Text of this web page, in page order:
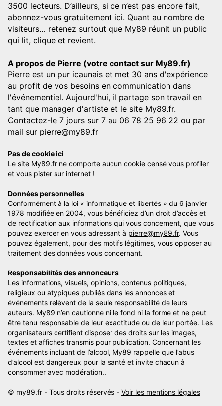
3500 lecteurs. D’ailleurs, si ce n’est pas encore fait,
abonnez-vous gratuitement ici. Quant au nombre de
visiteurs… retenez surtout que My89 réunit un public
qui lit, clique et revient.
A propos de Pierre (votre contact sur My89.fr)
Pierre est un pur icaunais et met 30 ans d'expérience
au profit de vos besoins en communication dans
l'événementiel. Aujourd'hui, il partage son travail en
tant que manager d'artiste et le site My89.fr.
Contactez-le 7 jours sur 7 au 06 78 25 96 22 ou par
mail sur pierre@my89.fr
Pas de cookie ici
Le site My89.fr ne comporte aucun cookie censé vous profiler
et vous pister sur internet !
Données personnelles
Conformément à la loi « informatique et libertés » du 6 janvier
1978 modifiée en 2004, vous bénéficiez d’un droit d’accès et
de rectification aux informations qui vous concernent, que vous
pouvez exercer en vous adressant à pierre@my89.fr. Vous
pouvez également, pour des motifs légitimes, vous opposer au
traitement des données vous concernant.
Responsabilités des annonceurs
Les informations, visuels, opinions, contenus politiques,
religieux ou atypiques publiés dans les annonces et
événements relèvent de la seule responsabilité de leurs
auteurs. My89 n’en cautionne ni le fond ni la forme et ne peut
être tenu responsable de leur exactitude ou de leur portée. Les
organisateurs certifient disposer des droits sur les images,
textes et affiches transmis pour publication. Concernant les
événements incluant de l’alcool, My89 rappelle que l’abus
d’alcool est dangereux pour la santé et invite chacun à
consommer avec modération..
© my89.fr - Tous droits réservés - Voir les mentions légales